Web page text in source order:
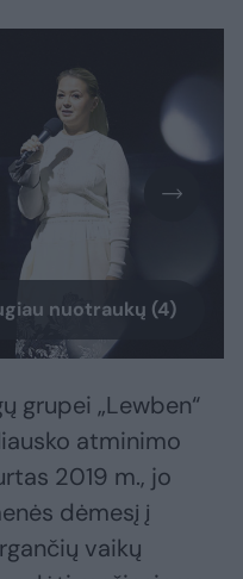
nuotraukų (4)
grupei „Lewben“
atminimo
2019 m., jo
dėmesį į
vaikų